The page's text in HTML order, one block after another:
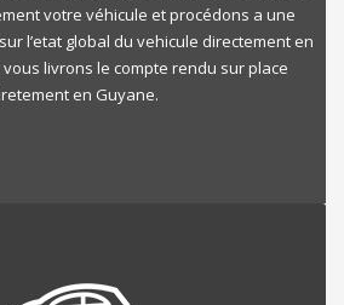
votre véhicule et procédons a une
l’etat global du vehicule directement en
vous livrons le compte rendu sur place
en Guyane.